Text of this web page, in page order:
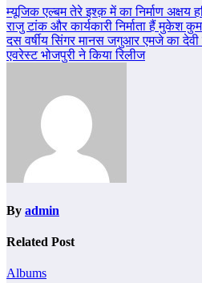
Post
navigation
म्यूजिक एल्बम तेरे इश्क़ में का निर्माण अक्षय
राजु टांक और कार्यकारी निर्माता हैं मुकेश
दस वर्षीय सिंगर मानस जगुआर एमजे का देवी
एवरेस्ट भोजपुरी ने किया रिलीज
By admin
Related Post
Albums